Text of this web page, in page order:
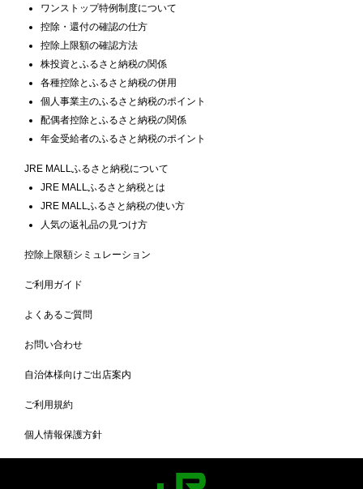
ワンストップ特例制度について
控除・還付の確認の仕方
控除上限額の確認方法
株投資とふるさと納税の関係
各種控除とふるさと納税の併用
個人事業主のふるさと納税のポイント
配偶者控除とふるさと納税の関係
年金受給者のふるさと納税のポイント
JRE MALLふるさと納税について
JRE MALLふるさと納税とは
JRE MALLふるさと納税の使い方
人気の返礼品の見つけ方
控除上限額シミュレーション
ご利用ガイド
よくあるご質問
お問い合わせ
自治体様向けご出店案内
ご利用規約
個人情報保護方針